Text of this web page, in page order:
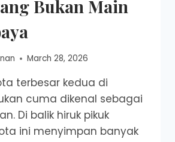
Bukan Main
March 28, 2026
terbesar kedua di
cuma dikenal sebagai
Di balik hiruk pikuk
ini menyimpan banyak